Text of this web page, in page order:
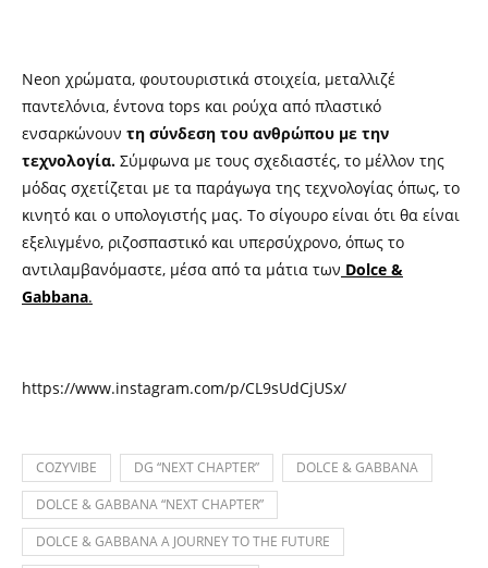
Neon χρώματα, φουτουριστικά στοιχεία, μεταλλιζέ
παντελόνια, έντονα tops και ρούχα από πλαστικό
ενσαρκώνουν τη σύνδεση του ανθρώπου με την
τεχνολογία. Σύμφωνα με τους σχεδιαστές, το μέλλον της
μόδας σχετίζεται με τα παράγωγα της τεχνολογίας όπως, το
κινητό και ο υπολογιστής μας. Το σίγουρο είναι ότι θα είναι
εξελιγμένο, ριζοσπαστικό και υπερσύχρονο, όπως το
αντιλαμβανόμαστε, μέσα από τα μάτια των Dolce &
Gabbana.
https://www.instagram.com/p/CL9sUdCjUSx/
COZYVIBE DG “NEXT CHAPTER”
DOLCE & GABBANA
DOLCE & GABBANA “NEXT CHAPTER”
DOLCE & GABBANA A JOURNEY TO THE FUTURE